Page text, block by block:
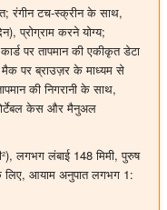
रंगीन टच-स्क्रीन के साथ,
प्रोग्राम करने योग्य;
पर तापमान की एकीकृत डेटा
मैक पर ब्राउज़र के माध्यम से
की निगरानी के साथ,
केस और मैनुअल
लगभग लंबाई 148 मिमी, पुरुष
आयाम अनुपात लगभग 1: